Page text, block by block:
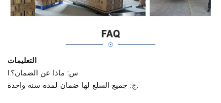
التعليمات
1.س: ماذا عن الضمان؟
ج: جميع السلع لها ضمان لمدة سنة واحدة.